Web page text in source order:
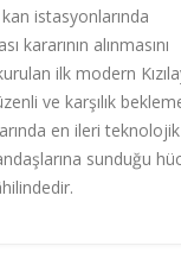
istasyonlarında
kararının alınmasını
ilk modern
ve karşılık
en ileri teknolojik
sunduğu